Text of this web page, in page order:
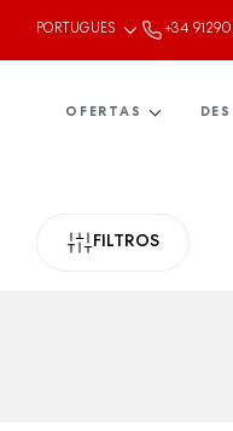
+34
OFERTAS
FILTROS